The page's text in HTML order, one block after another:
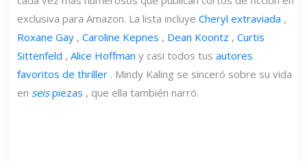
exclusiva para Amazon. La lista incluye Cheryl extraviada ,
Roxane Gay , Caroline Kepnes , Dean Koontz , Curtis
Sittenfeld , Alice Hoffman y casi todos tus autores
favoritos de thriller . Mindy Kaling se sinceró sobre su vida
en seispiezas , que ella también narró.